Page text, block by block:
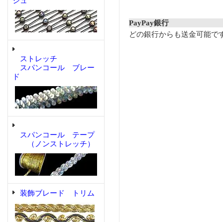
ストレッチ
スパンコール ブレー
ド
スパンコール テープ
（ノンストレッチ）
装飾ブレード トリム
PayPay銀行
どの銀行からも送金可能で